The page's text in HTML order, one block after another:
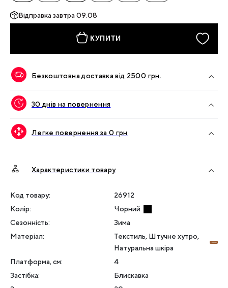
Відправказавтра 09.08
КУПИТИ
Безкоштовна доставка від 2500 грн.
30 днів на повернення
Легке повернення за 0 грн
Характеристики товару
Код товару:
26912
Колір:
Чорний
Сезонність:
Зима
Матеріал:
Текстиль, Штучне хутро,
Натуральна шкіра
Платформа, см:
4
Застібка:
Блискавка